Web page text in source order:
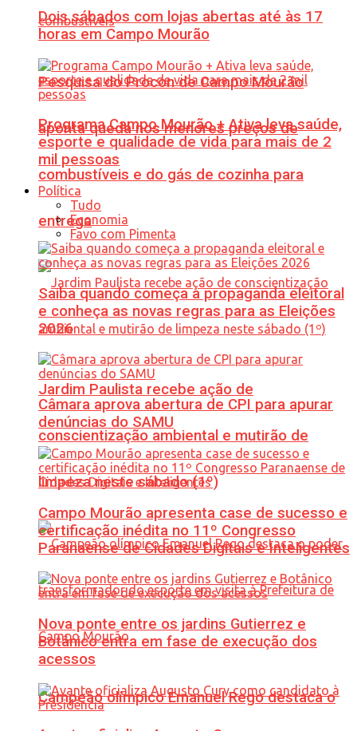
Pesquisa do Procon de Campo Mourão
aponta queda nos menores preços de
combustíveis e do gás de cozinha para
entrega
Jardim Paulista recebe ação de
conscientização ambiental e mutirão de
limpeza neste sábado (1º)
Campeão olímpico Emanuel Rego destaca o
Dois sábados com lojas abertas até às 17
horas em Campo Mourão
Programa Campo Mourão + Ativa leva saúde,
esporte e qualidade de vida para mais de 2
mil pessoas
Política
Tudo
Economia
Favo com Pimenta
Saiba quando começa a propaganda eleitoral
e conheça as novas regras para as Eleições
2026
Câmara aprova abertura de CPI para apurar
denúncias do SAMU
Campo Mourão apresenta case de sucesso e
certificação inédita no 11º Congresso
Paranaense de Cidades Digitais e Inteligentes
Nova ponte entre os jardins Gutierrez e
Botânico entra em fase de execução dos
acessos